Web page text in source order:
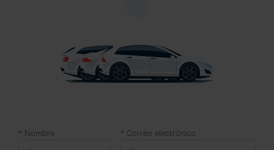
Nombre Correo electrónico